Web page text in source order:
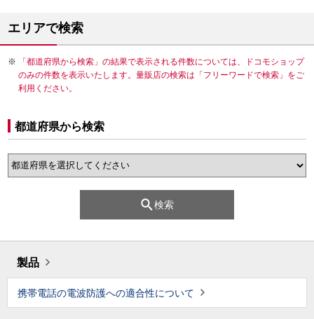
エリアで検索
「都道府県から検索」の結果で表示される件数については、ドコモショップ
のみの件数を表示いたします。量販店の検索は「フリーワードで検索」をご
利用ください。
都道府県から検索
検索
製品
携帯電話の電波防護への適合性について